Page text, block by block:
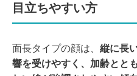
目立ちやすい方
面長タイプの顔は、 縦に長
響を受けやすく、加齢とと